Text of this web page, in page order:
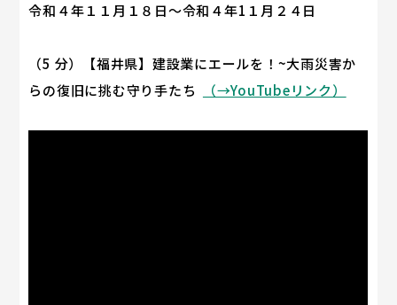
令和４年１１月１８日～令和４年1１月２４日
（5 分）【福井県】建設業にエールを！~大雨災害か
らの復旧に挑む守り手たち
（→YouTubeリンク）